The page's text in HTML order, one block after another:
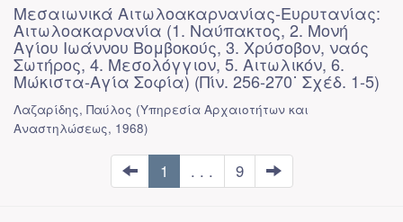
Μεσαιωνικά Αιτωλοακαρνανίας-Ευρυτανίας:
Αιτωλοακαρνανία (1. Ναύπακτος, 2. Μονή
Αγίου Ιωάννου Βομβοκούς, 3. Χρύσοβον, ναός
Σωτήρος, 4. Μεσολόγγιον, 5. Αιτωλικόν, 6.
Μώκιστα-Αγία Σοφία) (Πίν. 256-270˙ Σχέδ. 1-5)
Λαζαρίδης, Παύλος (Υπηρεσία Αρχαιοτήτων και
Αναστηλώσεως, 1968)
1 . . . 9